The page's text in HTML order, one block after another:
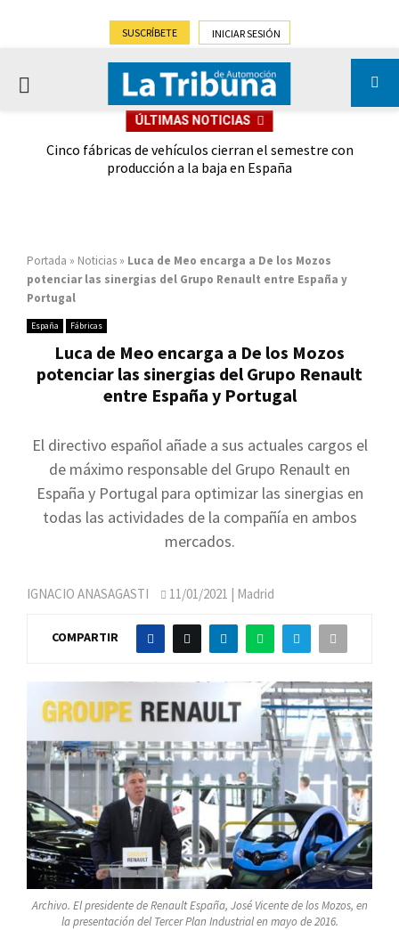
SUSCRÍBETE INICIAR SESIÓN
PRIMARY
ÚLTIMAS NOTICIAS
Cinco fábricas de vehículos cierran el semestre con
producción a la baja en España
Portada » Noticias » Luca de Meo encarga a De los Mozos
potenciar las sinergias del Grupo Renault entre España y
Portugal
España Fábricas
Luca de Meo encarga a De los Mozos
potenciar las sinergias del Grupo Renault
entre España y Portugal
El directivo español añade a sus actuales cargos el
de máximo responsable del Grupo Renault en
España y Portugal para optimizar las sinergias en
todas las actividades de la compañía en ambos
mercados.
IGNACIO ANASAGASTI 11/01/2021 | Madrid
COMPARTIR
Archivo. El presidente de Renault España, José Vicente de los Mozos, en
la presentación del Tercer Plan Industrial en mayo de 2016.